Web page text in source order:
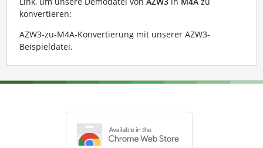
konvertieren:
AZW3-zu-M4A-Konvertierung mit unserer AZW3-
Beispieldatei.